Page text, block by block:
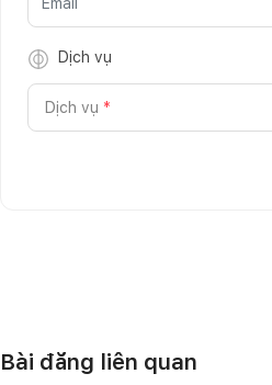
Dịch vụ
Dịch vụ *
Bài đăng liên quan